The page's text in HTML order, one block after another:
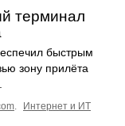
терминал
быстрым
зону прилёта
Интернет и ИТ